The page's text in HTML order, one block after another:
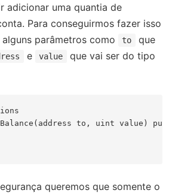
adicionar uma quantia de
Para conseguirmos fazer isso
parâmetros como to
que
e value que vai ser do tipo
to, uint value)
queremos que somente o